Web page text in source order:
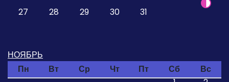
27
28 29 30 31
НОЯБРЬ
Пн
Вт Ср Чт Пт Сб
Вс